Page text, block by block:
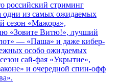
российский стриминг
одни из самых ожидаемых
сезон «Мажора»,
«Зовите Витю!», лучший
— «Паша» и даже кибер-
особо ожидаемых
сай-фая «Укрытие»,
и очередной спин-офф